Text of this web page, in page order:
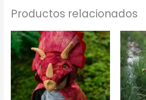
Productos relacionados